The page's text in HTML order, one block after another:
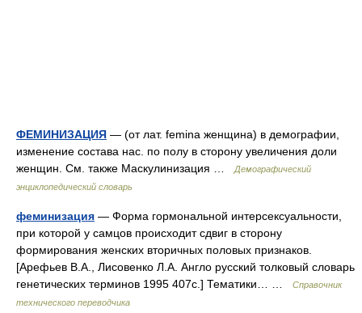
ФЕМИНИЗАЦИЯ — (от лат. femina женщина) в демографии,
изменение состава нас. по полу в сторону увеличения доли
женщин. См. также Маскулинизация …
Демографический
энциклопедический словарь
феминизация — Форма гормональной интерсексуальности,
при которой у самцов происходит сдвиг в сторону
формирования женских вторичных половых признаков.
[Арефьев В.А., Лисовенко Л.А. Англо русский толковый словарь
генетических терминов 1995 407с.] Тематики… …
Справочник
технического переводчика